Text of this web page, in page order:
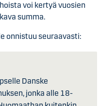
voi kertyä vuosien
summa.
onnistuu seuraavasti:
Danske
jonka alle 18-